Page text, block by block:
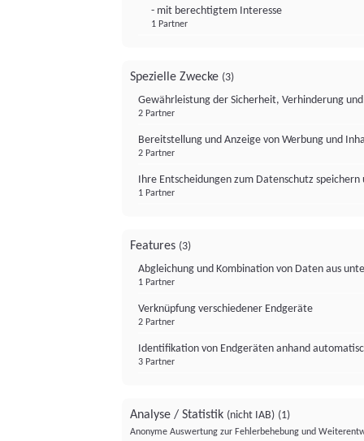
- mit berechtigtem Interesse
1 Partner
Spezielle Zwecke (3)
Gewährleistung der Sicherheit, Verhinderung
2 Partner
Bereitstellung und Anzeige von Werbung und
2 Partner
Ihre Entscheidungen zum Datenschutz
1 Partner
Features (3)
Abgleichung und Kombination von Daten aus
1 Partner
Verknüpfung verschiedener Endgeräte
2 Partner
Identifikation von Endgeräten anhand
3 Partner
Analyse / Statistik (nicht IAB) (1)
Anonyme Auswertung zur Fehlerbehebung und